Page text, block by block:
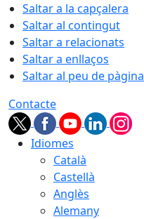
Saltar a la capçalera
Saltar al contingut
Saltar a relacionats
Saltar a enllaços
Saltar al peu de pàgina
Contacte
Idiomes
Català
Castellà
Anglès
Alemany